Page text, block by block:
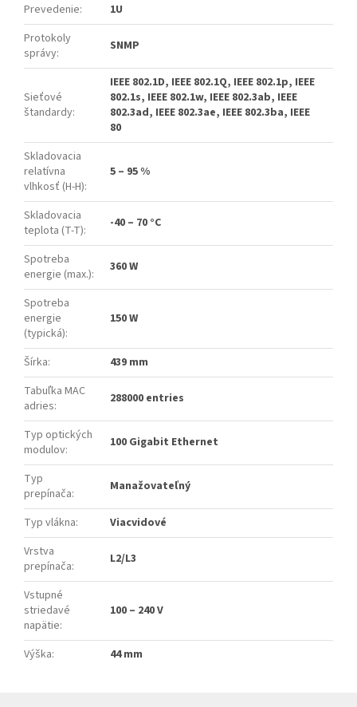
Prevedenie:
1U
Protokoly
správy: SNMP
Sieťové
štandardy:
IEEE 802.1D, IEEE 802.1Q, IEEE 802.1p, IEEE
802.1s, IEEE 802.1w, IEEE 802.3ab, IEEE
802.3ad, IEEE 802.3ae, IEEE 802.3ba, IEEE
80
Skladovacia
relatívna
vlhkosť (H-H):
5 – 95 %
Skladovacia
teplota (T-T): -40 – 70 °C
Spotreba
energie (max.): 360 W
Spotreba
energie
(typická):
150 W
Šírka:
439 mm
Tabuľka MAC
adries: 288000 entries
Typ optických
modulov: 100 Gigabit Ethernet
Typ
prepínača: Manažovateľný
Typ vlákna:
Viacvidové
Vrstva
prepínača: L2/L3
Vstupné
striedavé
napätie:
100 – 240 V
Výška: 44 mm